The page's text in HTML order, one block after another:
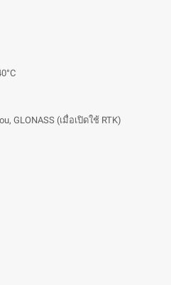
GLONASS (เมื่อเปิดใช้ RTK)